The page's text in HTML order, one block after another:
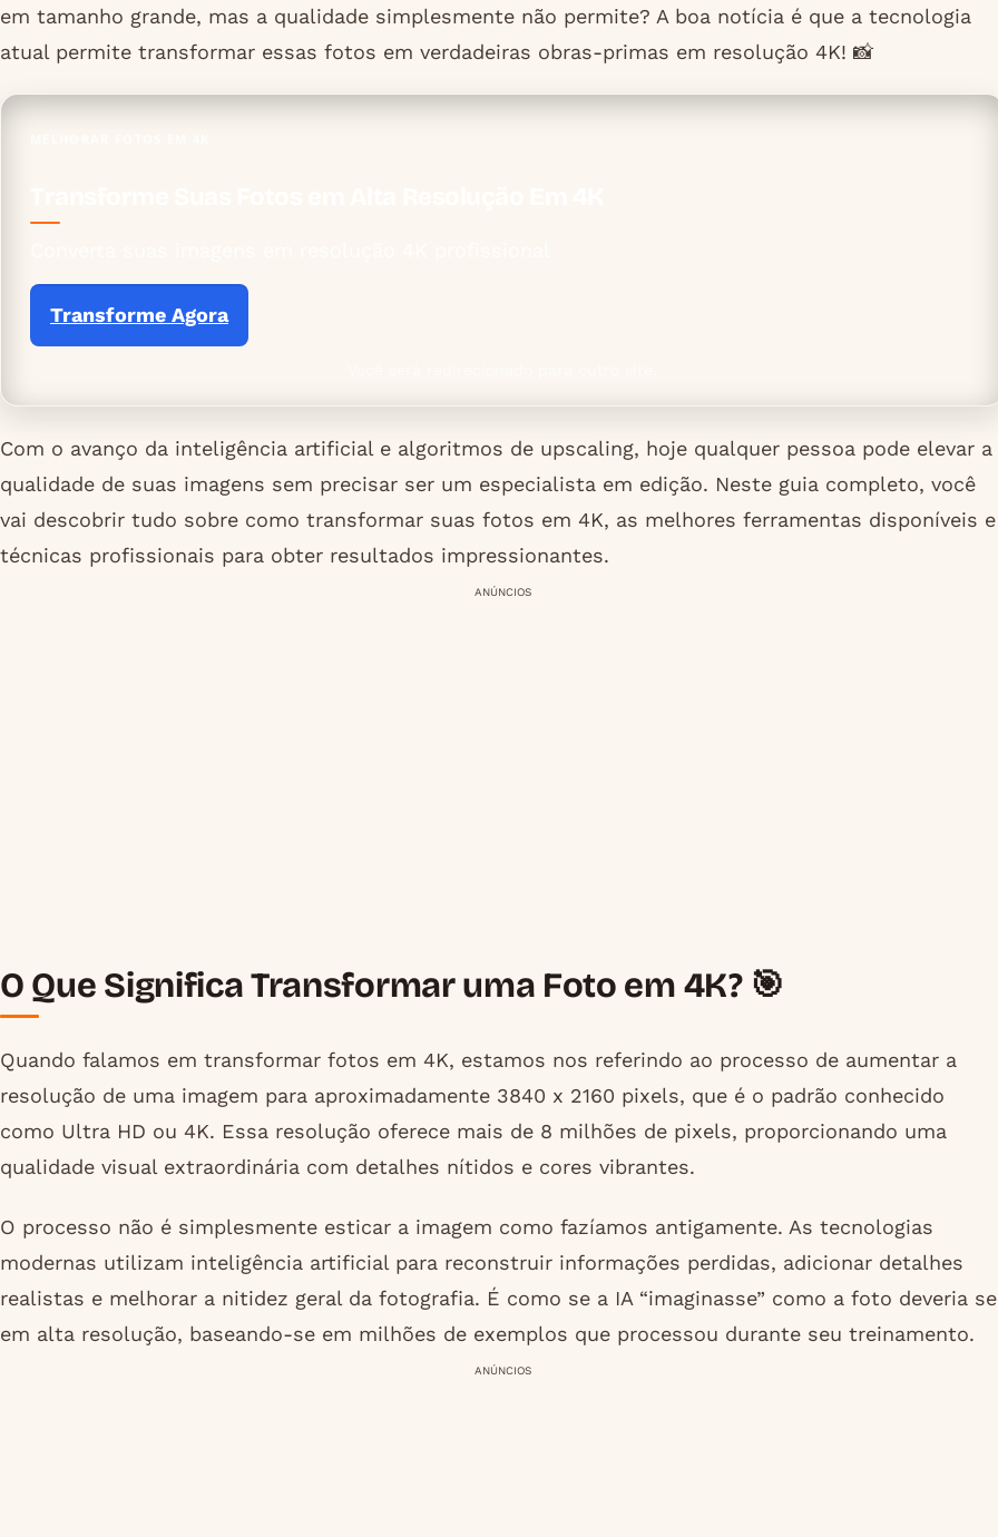
em tamanho grande, mas a qualidade simplesmente não permite? A boa notícia é que a tecnologia
atual permite transformar essas fotos em verdadeiras obras-primas em resolução 4K! 📸
Transforme Agora
Com o avanço da inteligência artificial e algoritmos de upscaling, hoje qualquer pessoa pode elevar a
qualidade de suas imagens sem precisar ser um especialista em edição. Neste guia completo, você
vai descobrir tudo sobre como transformar suas fotos em 4K, as melhores ferramentas disponíveis e
técnicas profissionais para obter resultados impressionantes.
ANÚNCIOS
O Que Significa Transformar uma Foto em 4K? 🎯
Quando falamos em transformar fotos em 4K, estamos nos referindo ao processo de aumentar a
resolução de uma imagem para aproximadamente 3840 x 2160 pixels, que é o padrão conhecido
como Ultra HD ou 4K. Essa resolução oferece mais de 8 milhões de pixels, proporcionando uma
qualidade visual extraordinária com detalhes nítidos e cores vibrantes.
O processo não é simplesmente esticar a imagem como fazíamos antigamente. As tecnologias
modernas utilizam inteligência artificial para reconstruir informações perdidas, adicionar detalhes
realistas e melhorar a nitidez geral da fotografia. É como se a IA “imaginasse” como a foto deveria
em alta resolução, baseando-se em milhões de exemplos que processou durante seu treinamento.
ANÚNCIOS